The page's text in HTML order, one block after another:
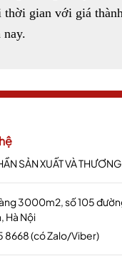
thời gian với giá
SẢN XUẤT VÀ
3000m2, số 105
Hà Nội
8668 (có Zalo/Viber)